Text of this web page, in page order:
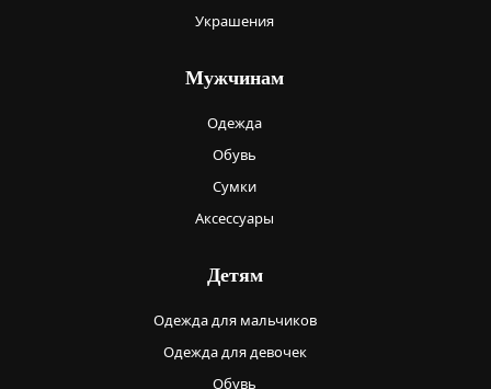
Украшения
Мужчинам
Одежда
Обувь
Сумки
Аксессуары
Детям
Одежда для мальчиков
Одежда для девочек
Обувь